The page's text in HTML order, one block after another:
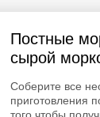
Постные
сырой
Соберите все
приготовления
того чтобы